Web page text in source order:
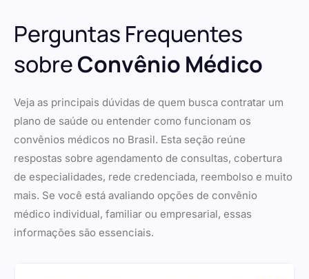
Perguntas Frequentes
sobreConvênio Médico
Veja as principais dúvidas de quem busca contratar um
plano de saúde ou entender como funcionam os
convênios médicos no Brasil. Esta seção reúne
respostas sobre agendamento de consultas, cobertura
de especialidades, rede credenciada, reembolso e muito
mais. Se você está avaliando opções de convênio
médico individual, familiar ou empresarial, essas
informações são essenciais.